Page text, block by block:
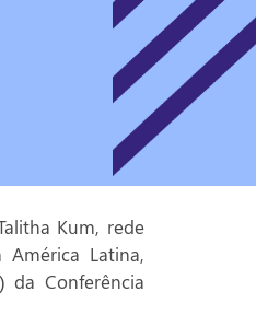
Kum, rede
Latina,
da Conferência